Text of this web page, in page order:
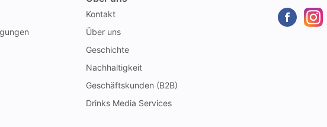
Kontakt
Über uns
Geschichte
Nachhaltigkeit
Geschäftskunden (B2B)
Drinks Media Services